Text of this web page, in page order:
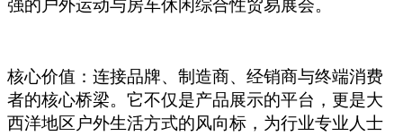
强的户外运动与房车休闲综合性贸易展会。
核心价值：连接品牌、制造商、经销商与终端消费
者的核心桥梁。它不仅是产品展示的平台，更是大
西洋地区户外生活方式的风向标，为行业专业人士